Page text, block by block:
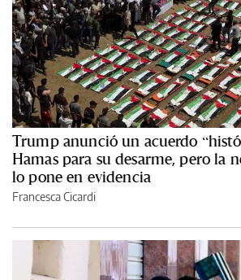
Trump anunció un acuerdo
Hamas para su desarme, pero la
lo pone en evidencia
Francesca Cicardi